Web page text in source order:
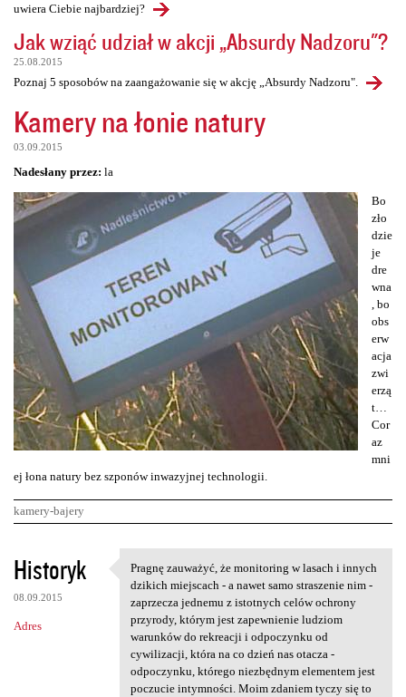
uwiera Ciebie najbardziej?
Jak wziąć udział w akcji „Absurdy Nadzoru"?
25.08.2015
Poznaj 5 sposobów na zaangażowanie się w akcję „Absurdy Nadzoru".
Kamery na łonie natury
03.09.2015
Nadesłany przez: la
Bo
zło
dzie
je
dre
wna
, bo
obs
erw
acja
zwi
erzą
t…
Cor
az
mni
ej łona natury bez szponów inwazyjnej technologii.
kamery-bajery
K
o
m
e
Historyk
08.09.2015
Adres
Pragnę zauważyć, że
Pragnę zauważyć, że monitoring w lasach i innych
dzikich miejscach - a nawet samo straszenie nim -
zaprzecza jednemu z istotnych celów ochrony
przyrody, którym jest zapewnienie ludziom
warunków do rekreacji i odpoczynku od
cywilizacji, która na co dzień nas otacza -
odpoczynku, którego niezbędnym elementem jest
poczucie intymności. Moim zdaniem tyczy się to